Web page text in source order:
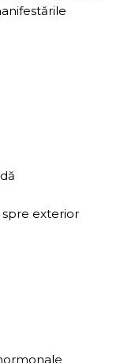
spre exterior